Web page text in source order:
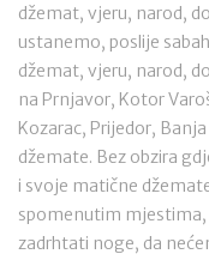
džemat, vjeru, narod,
ustanemo, poslije
džemat, vjeru, narod,
na Prnjavor, Kotor
Kozarac, Prijedor,
džemate. Bez obzira
i svoje matične
spomenutim mjestima,
zadrhtati noge, da